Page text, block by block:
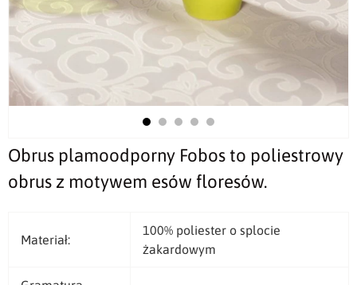
Obrus plamoodporny Fobos to poliestrowy
obrus z motywem esów floresów.
Materiał:
100% poliester o splocie
żakardowym